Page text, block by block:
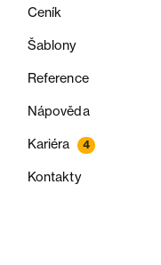
Ceník
Šablony
Reference
Nápověda
Kariéra 4
Kontakty